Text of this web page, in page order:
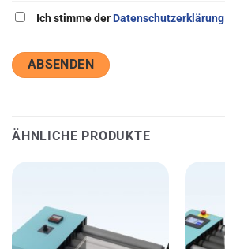
Ich stimme derDatenschutzerklärung
ÄHNLICHE PRODUKTE